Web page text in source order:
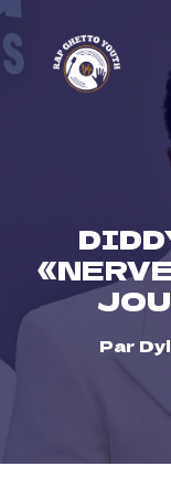
Skip
to
content
Par